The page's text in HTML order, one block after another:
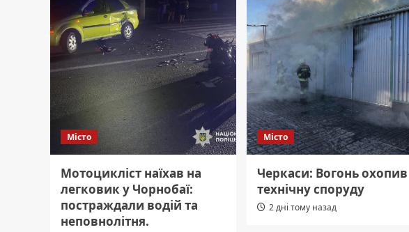
Місто
Мотоцикліст наїхав на
легковик у Чорнобаї:
постраждали водій та
неповнолітня.
Місто
Черкаси: Вогонь охопив
технічну споруду
2 дні тому назад